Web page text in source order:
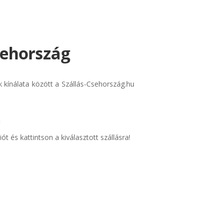
között a Szállás-Csehország.hu
és kattintson a kiválasztott szállásra!